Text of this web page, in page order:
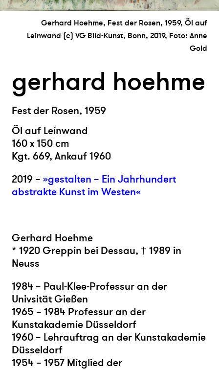
Gerhard Hoehme, Fest der Rosen, 1959, Öl auf
Leinwand (c) VG Bild-Kunst, Bonn, 2019, Foto: Anne
Gold
gerhard hoehme
Fest der Rosen, 1959
Öl auf Leinwand
160 x 150 cm
Kgt. 669, Ankauf 1960
2019 – »gestalten – Ein Jahrhundert
abstrakte Kunst im Westen«
Gerhard Hoehme
* 1920 Greppin bei Dessau, † 1989 in
Neuss
1984 – Paul-Klee-Professur an der
Univsität Gießen
1965 – 1984 Professur an der
Kunstakademie Düsseldorf
1960 – Lehrauftrag an der Kunstakademie
Düsseldorf
1954 – 1957 Mitglied der